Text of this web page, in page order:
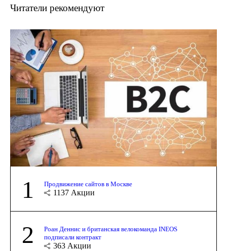
Читатели рекомендуют
1 Продвижение сайтов в Москве
1137 Акции
2
Роан Деннис и британская велокоманда INEOS
подписали контракт
363 Акции